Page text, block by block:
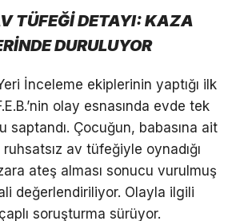
TÜFEĞİ DETAYI: KAZA
DURULUYOR
İnceleme ekiplerinin yaptığı ilk
olay esnasında evde tek
saptandı. Çocuğun, babasına ait
av tüfeğiyle oynadığı
ateş alması sonucu vurulmuş
değerlendiriliyor. Olayla ilgili
soruşturma sürüyor.